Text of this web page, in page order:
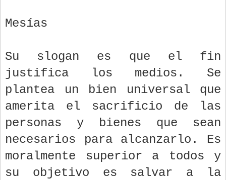
Mesías
Su slogan es que el fin
justifica los medios. Se
plantea un bien universal que
amerita el sacrificio de las
personas y bienes que sean
necesarios para alcanzarlo. Es
moralmente superior a todos y
su objetivo es salvar a la